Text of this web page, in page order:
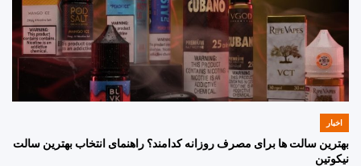
POSTED
اخبار
بهترین سالت ها برای مصرف روزانه کدامند؟ راهنمای انتخاب بهترین سالت
نیکوتین